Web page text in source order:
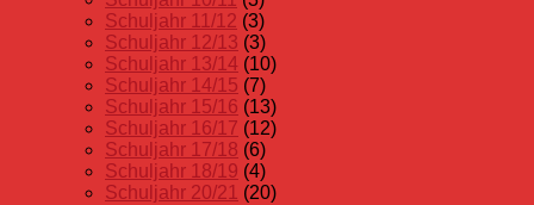
Schuljahr 11/12 (3)
Schuljahr 12/13 (3)
Schuljahr 13/14 (10)
Schuljahr 14/15 (7)
Schuljahr 15/16 (13)
Schuljahr 16/17 (12)
Schuljahr 17/18 (6)
Schuljahr 18/19 (4)
Schuljahr 20/21 (20)